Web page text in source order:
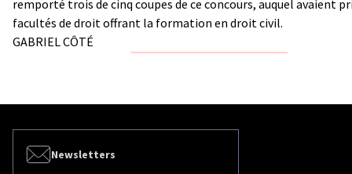
remporté trois de cinq coupes de ce concours, auquel avaient
facultés de droit offrant la formation en droit civil.
GABRIEL CÔTÉ
Newsletters